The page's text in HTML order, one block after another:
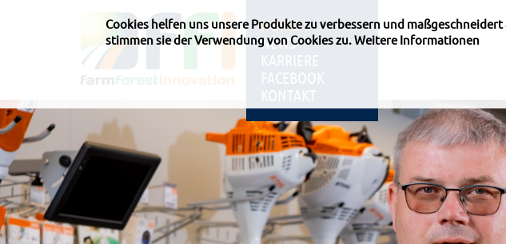
Cookies helfen uns unsere Produkte zu verbessern und
stimmen sie der Verwendung von Cookies zu.Weitere Informationen
HOME
NEWS